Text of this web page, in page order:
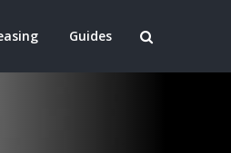
Guides